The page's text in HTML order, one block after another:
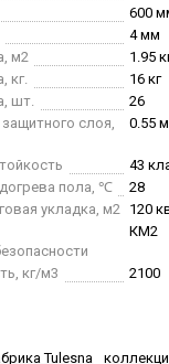
600
4 мм
м2
1.95
кг.
16 кг
шт.
26
слоя,
0.55
43
пола, ℃
28
укладка, м2
120
КМ2
кг/м3 2100
Tulesna